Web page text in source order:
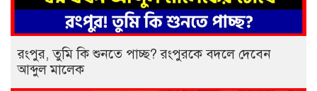
রংপুর, তুমি কি শুনতে পাচ্ছ? রংপুরকে বদলে দেবেন
আব্দুল মালেক